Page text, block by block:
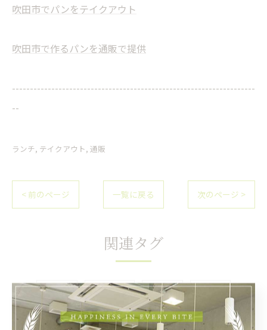
吹田市でパンをテイクアウト
吹田市で作るパンを通販で提供
--------------------------------------------------------------------
--
ランチ テイクアウト 通販
< 前のページ 一覧に戻る 次のページ >
関連タグ
#パン屋 #バゲット #食パン #吹田市
#美味しい